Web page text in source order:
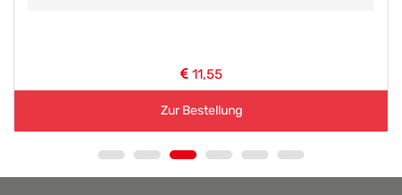
11,55
Zur Bestellung